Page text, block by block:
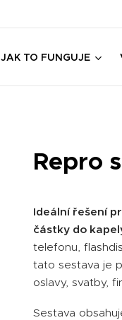
JAK TO FUNGUJE
Repro
Ideální řešení
částky do
telefonu,
tato sestava je
oslavy, svatby,
Sestava